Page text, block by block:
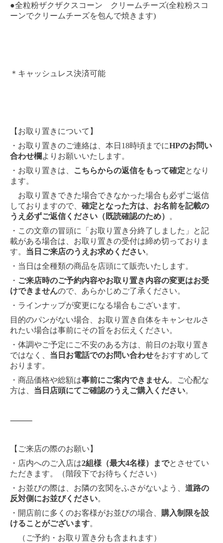
●全粒粉ザクザクスコーン クリームチーズ(全粒粉スコ
ーンでクリームチーズを包んで焼きます)
＊キャッシュレス決済可能
【お取り置きについて】
・お取り置きのご連絡は、本日18時頃までにHPのお問い
合わせ欄よりお願いいたします。
・お取り置きは、
こちらからの返信をもって確定となり
ます。
お取り置きできた場合できなかった場合も必ずご返信
しておりますので、 確定となった方は、お名前を記載の
うえ必ずご返信ください（既読確認のため）
。
・この文章の冒頭に「お取り置き分終了しました」と記
載がある場合は、お取り置きの受付は締め切っておりま
す。 当日ご来店のうえお求めください。
・当日は全種類の商品を店頭にて販売いたします。
・ ご来店時のご予約内容やお取り置き内容の変更はお受
けできませんので、あらかじめご了承ください。
・ラインナップが変更になる場合もございます。
目的のパンがない場合、お取り置き自体をキャンセルさ
れたい場合は事前にその旨をお伝えください。
・体調やご予定にご不安のある方は、前日のお取り置き
ではなく、 当日お電話でのお問い合わせをおすすめして
おります。
・商品価格や総額は事前にご案内できません。ご心配な
方は、 当日店頭にてご確認のうえご購入ください。
⸻
【ご来店の際のお願い】
・店内へのご入店は2組様（最大4名様）までとさせてい
ただきます。（階段下でお待ちください）
・お並びの際は、お隣の玄関をふさがないよう、 道路の
反対側にお並びください。
・開店前に多くのお客様がお並びの場合、 購入制限を設
けることがございます。
（ご予約・お取り置き分も含まれます）